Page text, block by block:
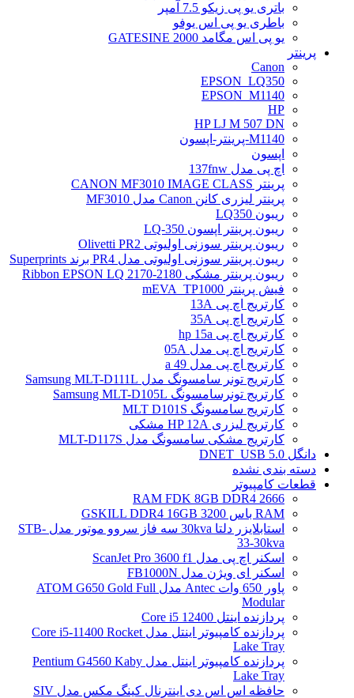
باتری یو پی زیکو 7.5 آمپر
باطری یو پی اس یوفو
یو پی اس مگامد GATESINE 2000
پرینتر
Canon
EPSON_LQ350
EPSON_M1140
HP
HP LJ M 507 DN
M1140-پرینتر-اپسون
اپسون
اچ پی مدل 137fnw
پرینتر CANON MF3010 IMAGE CLASS
پرینتر لیزری کانن Canon مدل MF3010
ریبون LQ350
ریبون پرینتر اپسون LQ-350
ریبون پرینتر سوزنی اولیوتی Olivetti PR2
ریبون پرینتر سوزنی اولیوتی مدل PR4 برند Superprints
ریبون پرینتر مشکی Ribbon EPSON LQ 2170-2180
فیش پرینتر mEVA_TP1000
کارتریج اچ پی 13A
کارتریج اچ پی 35A
کارتریج اچ پی hp 15a
کارتریج اچ پی مدل 05A
کارتریج اچ پی مدل 49 a
کارتریج تونر سامسونگ مدل Samsung MLT-D111L
کارتریج تونرسامسونگ Samsung MLT-D105L
کارتریج سامسونگ MLT D101S
کارتریج لیزری HP 12A مشکی
کارتریج مشکی سامسونگ مدل MLT-D117S
دانگل DNET_USB 5.0
دسته بندی نشده
قطعات کامپیوتر
RAM FDK 8GB DDR4 2666
RAM باس 3200 GSKILL DDR4 16GB
استابلایزر دلتا 30kva سه فاز سروو موتور مدل STB-
33-30kva
اسکنر اچ پی مدل ScanJet Pro 3600 f1
اسکنر ای ویژن مدل FB1000N
پاور 650 وات Antec مدل ATOM G650 Gold Full
Modular
پردازنده اینتل Core i5 12400
پردازنده کامپیوتر اینتل مدل Core i5-11400 Rocket
Lake Tray
پردازنده کامپیوتر اینتل مدل Pentium G4560 Kaby
Lake Tray
حافظه اس اس دی اینترنال کینگ مکس مدل SIV